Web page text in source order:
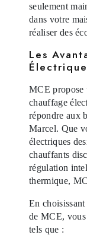
seulement
dans votre
réaliser des
Les
MCE propose
chauffage
répondre aux
Marcel. Que
électriques
chauffants
régulation
thermique,
En
de MCE, vous
tels que :